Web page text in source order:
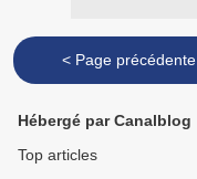
< Page précédente
Hébergé par Canalblog
Top articles